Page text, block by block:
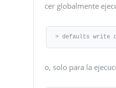
cer globalmente
> defaults write
o, solo para la